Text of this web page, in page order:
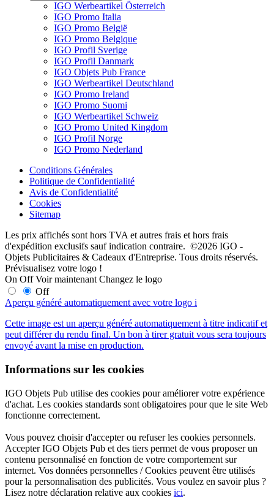
IGO Werbeartikel Österreich
IGO Promo Italia
IGO Promo België
IGO Promo Belgique
IGO Profil Sverige
IGO Profil Danmark
IGO Objets Pub France
IGO Werbeartikel Deutschland
IGO Promo Ireland
IGO Promo Suomi
IGO Werbeartikel Schweiz
IGO Promo United Kingdom
IGO Profil Norge
IGO Promo Nederland
Conditions Générales
Politique de Confidentialité
Avis de Confidentialité
Cookies
Sitemap
Les prix affichés sont hors TVA et autres frais et hors frais
d'expédition exclusifs sauf indication contraire. ©2026 IGO -
Objets Publicitaires & Cadeaux d'Entreprise. Tous droits réservés.
Prévisualisez votre logo !
On Off Voir maintenant Changez le logo
Off
Aperçu généré automatiquement avec votre logo i
Cette image est un aperçu généré automatiquement à titre indicatif et
peut différer du rendu final. Un bon à tirer gratuit vous sera toujours
envoyé avant la mise en production.
Informations sur les cookies
IGO Objets Pub utilise des cookies pour améliorer votre expérience
d'achat. Les cookies standards sont obligatoires pour que le site Web
fonctionne correctement.
Vous pouvez choisir d'accepter ou refuser les cookies personnels.
Accepter IGO Objets Pub et des tiers permet de vous proposer un
contenu personnalisé en fonction de votre comportement sur
internet. Vos données personnelles / Cookies peuvent être utilisés
pour la personnalisation des publicités. Vous voulez en savoir plus ?
Lisez notre déclaration relative aux cookies ici.